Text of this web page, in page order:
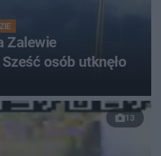
Zalewie
osób utknęło
13